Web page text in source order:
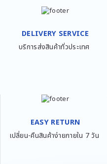
DELIVERY SERVICE
บริการส่งสินค้าทั่วประเทศ
EASY RETURN
เปลี่ยน-คืนสินค้าง่ายภายใน 7 วัน